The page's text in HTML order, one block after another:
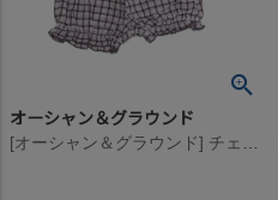
オーシャン＆グラウンド